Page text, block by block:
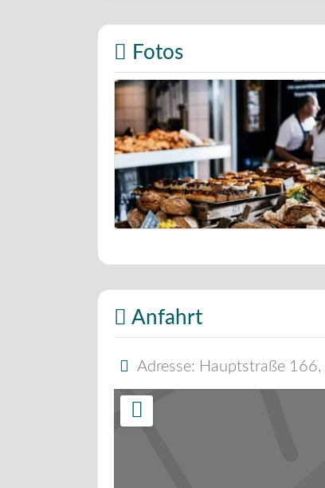
Fotos
Bäckerei Musterbild
Anfahrt
Adresse: Hauptstraße 166,